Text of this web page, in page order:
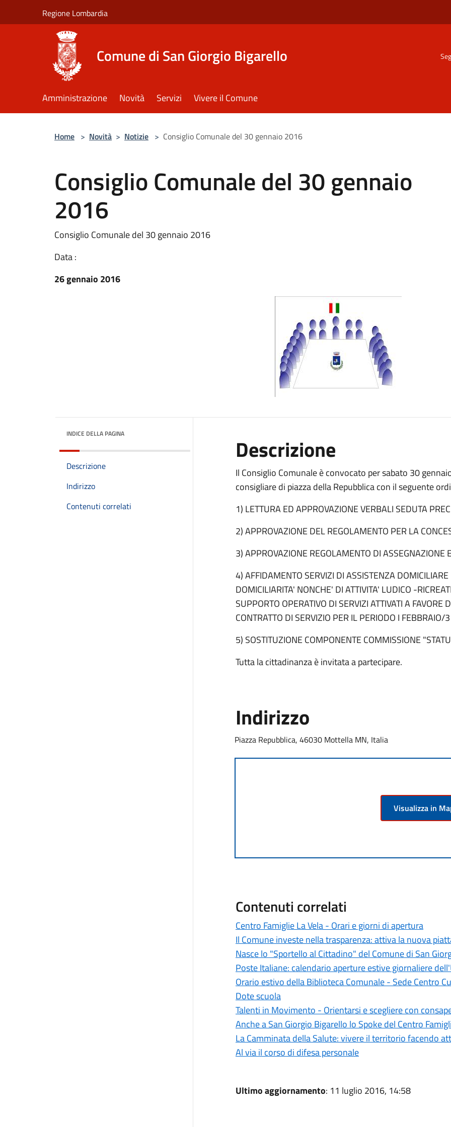
Regione Lombardia
Comune di San Giorgio Bigarello
Amministrazione Novità Servizi Vivere il Comune
Home > Novità > Notizie > Consiglio Comunale del 30 gennaio 2016
Consiglio Comunale del 30 gennaio
2016
Consiglio Comunale del 30 gennaio 2016
Data :
26 gennaio 2016
INDICE DELLA PAGINA
Descrizione
Indirizzo
Contenuti correlati
Descrizione
Il Consiglio Comunale è convocato per sabato 30
consigliare di piazza della Repubblica con il seguente
1) LETTURA ED APPROVAZIONE VERBALI SEDUTA
2) APPROVAZIONE DEL REGOLAMENTO PER LA
3) APPROVAZIONE REGOLAMENTO DI ASSEGNAZIONE
4) AFFIDAMENTO SERVIZI DI ASSISTENZA
DOMICILIARITA' NONCHE' DI ATTIVITA' LUDICO -
SUPPORTO OPERATIVO DI SERVIZI ATTIVATI A
CONTRATTO DI SERVIZIO PER IL PERIODO I
5) SOSTITUZIONE COMPONENTE COMMISSIONE
Tutta la cittadinanza è invitata a partecipare.
Indirizzo
Piazza Repubblica, 46030 Mottella MN, Italia
Visualizza in
Contenuti correlati
Centro Famiglie La Vela - Orari e giorni di apertura
Il Comune investe nella trasparenza: attiva la nuova
Nasce lo "Sportello al Cittadino" del Comune di San
Poste Italiane: calendario aperture estive giornaliere
Orario estivo della Biblioteca Comunale - Sede Centro
Dote scuola
Talenti in Movimento - Orientarsi e scegliere con
Anche a San Giorgio Bigarello lo Spoke del Centro
La Camminata della Salute: vivere il territorio facendo
Al via il corso di difesa personale
Ultimo aggiornamento: 11 luglio 2016, 14:58